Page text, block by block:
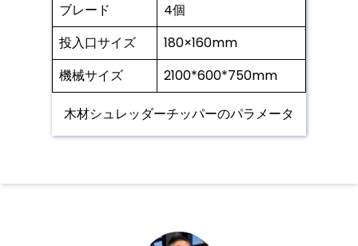
ブレード
4個
投入口サイズ
180×160mm
機械サイズ
2100*600*750mm
木材シュレッダーチッパーのパラメータ